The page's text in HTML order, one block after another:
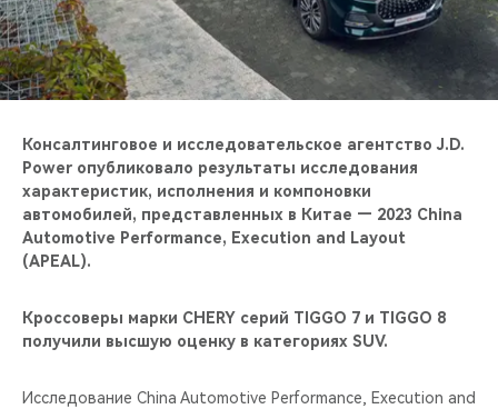
CHERY И СПОРТ
ВИДЕООБЗОРЫ
CHERY ДЛЯ ДЕТЕЙ
Консалтинговое и исследовательское агентство J.D.
Power опубликовало результаты исследования
характеристик, исполнения и компоновки
автомобилей, представленных в Китае — 2023 China
Automotive Performance, Execution and Layout
(APEAL).
Кроссоверы марки CHERY серий TIGGO 7 и TIGGO 8
получили высшую оценку в категориях SUV.
Исследование China Automotive Performance, Execution and